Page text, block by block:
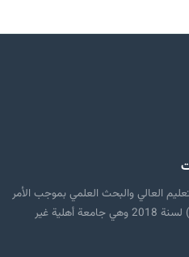
العالي والبحث العلمي بموجب الأمر
الوزاري الصادر منها ذي العدد (21890) لسنة 2018 وهي جامعة أهلية غير